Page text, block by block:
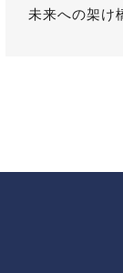
未来への架け